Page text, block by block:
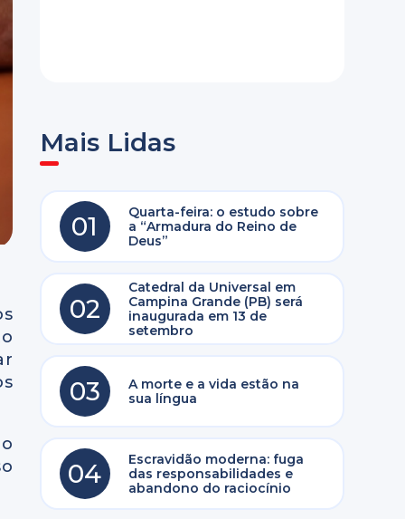
Mais Lidas
01
Quarta-feira: o estudo sobre
a “Armadura do Reino de
Deus”
02
Catedral da Universal em
Campina Grande (PB) será
inaugurada em 13 de
setembro
03
A morte e a vida estão na
sua língua
04
Escravidão moderna: fuga
das responsabilidades e
abandono do raciocínio